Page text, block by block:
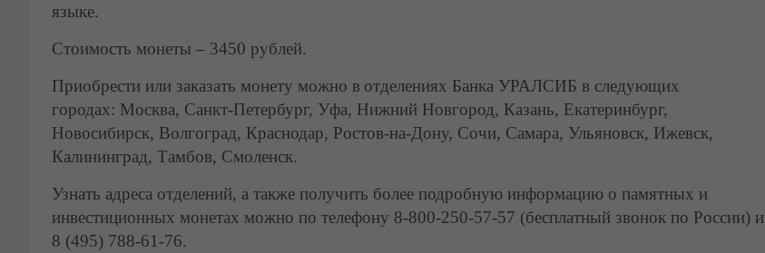
языке.
Стоимость монеты – 3450 рублей.
Приобрести или заказать монету можно в отделениях Банка УРАЛСИБ в следующих
городах: Москва, Санкт-Петербург, Уфа, Нижний Новгород, Казань, Екатеринбург,
Новосибирск, Волгоград, Краснодар, Ростов-на-Дону, Сочи, Самара, Ульяновск, Ижевск,
Калининград, Тамбов, Смоленск.
Узнать адреса отделений, а также получить более подробную информацию о памятных и
инвестиционных монетах можно по телефону 8-800-250-57-57 (бесплатный звонок по России) и
8 (495) 788-61-76.